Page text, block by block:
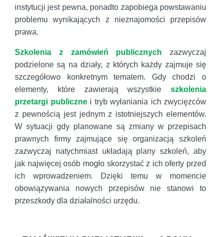
instytucji jest pewna, ponadto zapobiega powstawaniu
problemu wynikających z nieznajomości przepisów
prawa.
Szkolenia z zamówień publicznych zazwyczaj
podzielone są na działy, z których każdy zajmuje się
szczegółowo konkretnym tematem. Gdy chodzi o
elementy, które zawierają wszystkie szkolenia
przetargi publicznei tryb wyłaniania ich zwycięzców
z pewnością jest jednym z istotniejszych elementów.
W sytuacji gdy planowane są zmiany w przepisach
prawnych firmy zajmujące się organizacją szkoleń
zazwyczaj natychmiast układają plany szkoleń, aby
jak najwięcej osób mogło skorzystać z ich oferty przed
ich wprowadzeniem. Dzięki temu w momencie
obowiązywania nowych przepisów nie stanowi to
przeszkody dla działalności urzędu.